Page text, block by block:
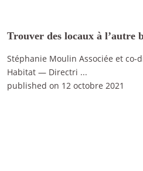
Trouver des locaux à l’autre
Stéphanie Moulin Associée et co-
Habitat — Directri ...
published on 12 octobre 2021